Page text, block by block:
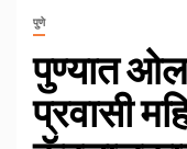
पुणे
पुण्यात
प्रवासी